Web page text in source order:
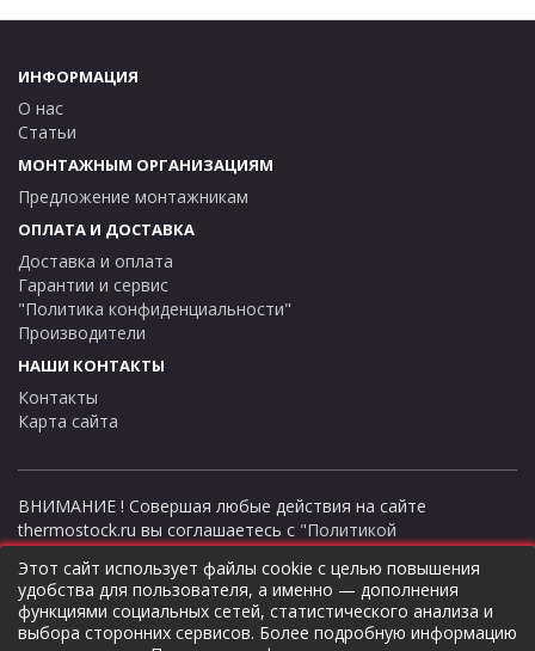
ИНФОРМАЦИЯ
О нас
Статьи
МОНТАЖНЫМ ОРГАНИЗАЦИЯМ
Предложение монтажникам
ОПЛАТА И ДОСТАВКА
Доставка и оплата
Гарантии и сервис
"Политика конфиденциальности"
Производители
НАШИ КОНТАКТЫ
Контакты
Карта сайта
ВНИМАНИЕ ! Совершая любые действия на сайте
thermostock.ru вы соглашаетесь с "Политикой
конфиденциальности", в противном случае рекомендуем
покинуть данный сайт. Цены и информация представлена на
данном сайте в ознакомительных целях и не являются
публичной офертой ни при каких обстоятельствах!
Этот сайт использует файлы cookie с целью повышения
удобства для пользователя, а именно — дополнения
функциями социальных сетей, статистического анализа и
выбора сторонних сервисов. Более подробную информацию